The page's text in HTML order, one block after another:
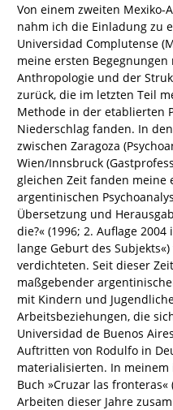
Von einem zweiten Mexiko-
nahm ich die Einladung zu
Universidad Complutense
meine ersten
Anthropologie und der
zurück, die im letzten Teil
Methode in der etablierten
Niederschlag fanden. In
zwischen Zaragoza
Wien/Innsbruck
gleichen Zeit fanden meine
argentinischen
Übersetzung und
die?« (1996; 2. Auflage
lange Geburt des
verdichteten. Seit dieser
maßgebender
mit Kindern und
Arbeitsbeziehungen, die
Universidad de Buenos
Auftritten von Rodulfo in
materialisierten. In
Buch »Cruzar las
Arbeiten dieser Jahre